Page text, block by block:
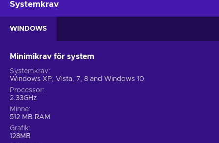
Systemkrav
WINDOWS
Minimikrav för system
Systemkrav
Windows XP, Vista, 7, 8 and Windows 10
Processor
2.33GHz
Minne
512 MB RAM
Grafik
128MB